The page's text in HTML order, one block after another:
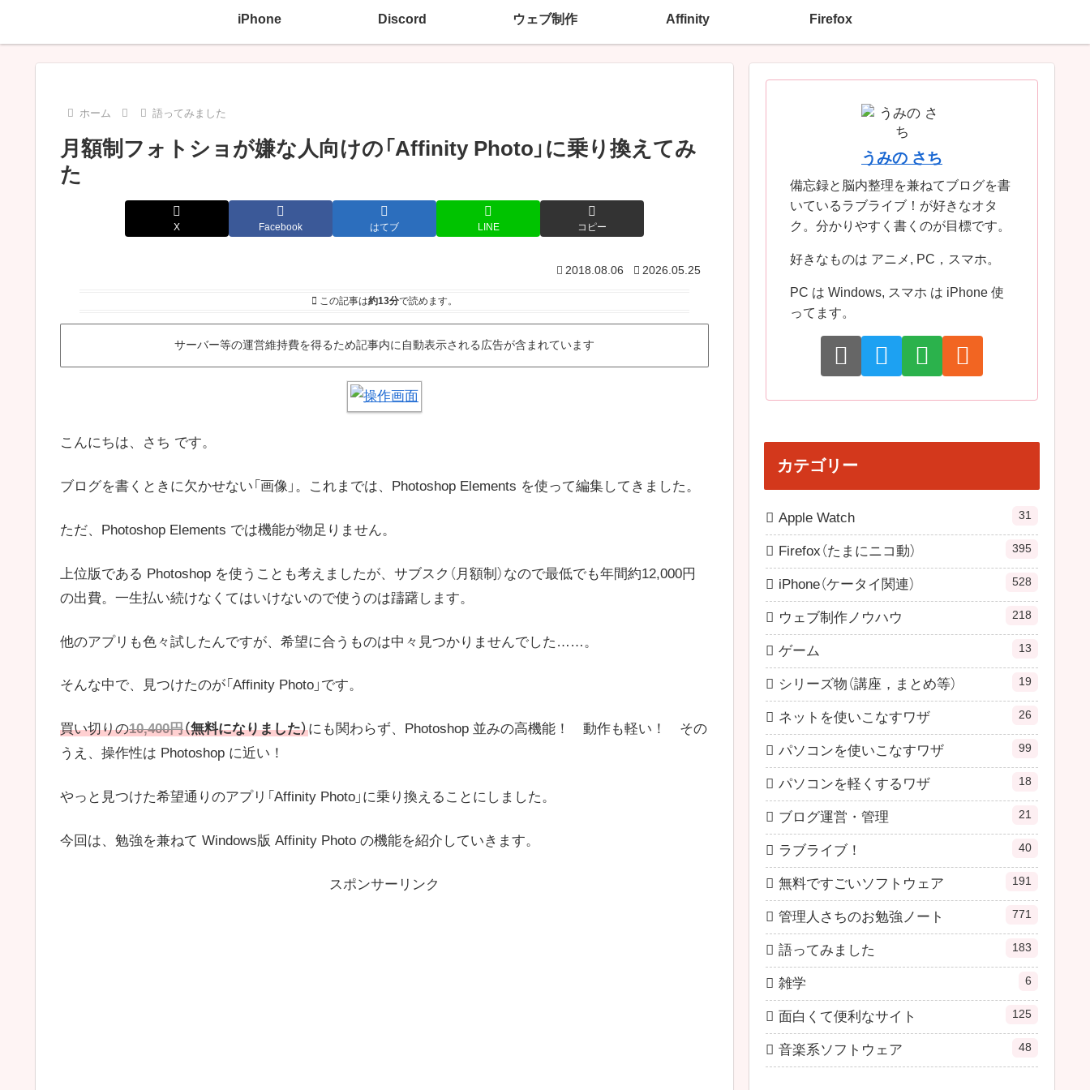
iPhone Discord ウェブ制作 Affinity Firefox
ホーム 語ってみました
月額制フォトショが嫌な人向けの「Affinity Photo」に乗り換えてみ
た
X Facebook はてブ LINE コピー
2018.08.06 2026.05.25
この記事は約13分で読めます。
サーバー等の運営維持費を得るため記事内に自動表示される広告が含まれています
こんにちは、さち です。
ブログを書くときに欠かせない「画像」。これまでは、Photoshop Elements を使って編集してきました。
ただ、Photoshop Elements では機能が物足りません。
上位版である Photoshop を使うことも考えましたが、サブスク（月額制）なので最低でも年間約12,000円
の出費。一生払い続けなくてはいけないので使うのは躊躇します。
他のアプリも色々試したんですが、希望に合うものは中々見つかりませんでした……。
そんな中で、見つけたのが「Affinity Photo」です。
買い切りの10,400円（無料になりました）にも関わらず、Photoshop 並みの高機能！ 動作も軽い！ その
うえ、操作性は Photoshop に近い！
やっと見つけた希望通りのアプリ「Affinity Photo」に乗り換えることにしました。
今回は、勉強を兼ねて Windows版 Affinity Photo の機能を紹介していきます。
スポンサーリンク
うみの さち
備忘録と脳内整理を兼ねてブログを書
いているラブライブ！が好きなオタ
ク。分かりやすく書くのが目標です。
好きなものは アニメ, PC，スマホ。
PC は Windows, スマホ は iPhone 使
ってます。
カテゴリー
Apple Watch 31
Firefox（たまにニコ動） 395
iPhone（ケータイ関連） 528
ウェブ制作ノウハウ 218
ゲーム 13
シリーズ物（講座，まとめ等） 19
ネットを使いこなすワザ 26
パソコンを使いこなすワザ 99
パソコンを軽くするワザ 18
ブログ運営・管理 21
ラブライブ！ 40
無料ですごいソフトウェア 191
管理人さちのお勉強ノート 771
語ってみました 183
雑学 6
面白くて便利なサイト 125
音楽系ソフトウェア 48